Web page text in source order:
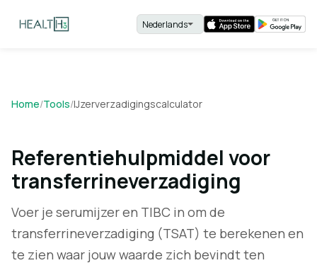
Home/Tools/IJzerverzadigingscalculator
Referentiehulpmiddel voor
transferrineverzadiging
Voer je serumijzer en TIBC in om de
transferrineverzadiging (TSAT) te berekenen en
te zien waar jouw waarde zich bevindt ten